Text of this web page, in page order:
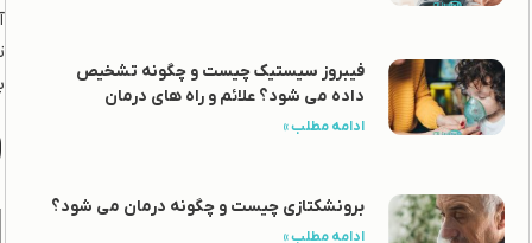
فیبروز سیستیک چیست و چگونه تشخیص
داده می شود؟ علائم و راه های درمان
ادامه مطلب »
برونشکتازی چیست و چگونه درمان می شود؟
ادامه مطلب »